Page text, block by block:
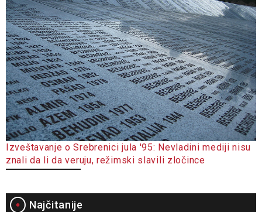
Izveštavanje o Srebrenici jula '95: Nevladini mediji nisu
znali da li da veruju, režimski slavili zločince
Najčitanije